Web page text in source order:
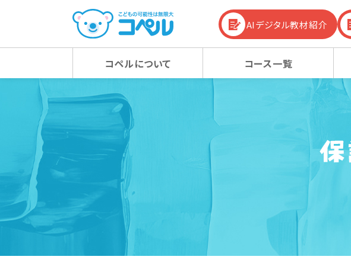
コペルについて
コペルの教育方針
コペルの教育方針 TOP
100%の力を引き出す
心の子育て
潜在能力を引き出す
新着情報
新着情報 TOP
お知らせ
コース一覧
幼児コース
マタニティクラス
幼児コース
マタニティクラス
幼児教育お役立ち情報
AIデジタル教材紹介